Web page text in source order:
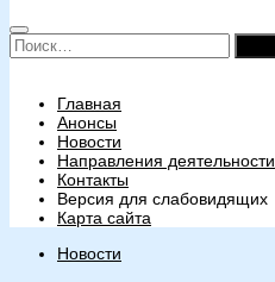
Найти:
Главная
Анонсы
Новости
Направления деятельности
Контакты
Версия для слабовидящих
Карта сайта
Новости